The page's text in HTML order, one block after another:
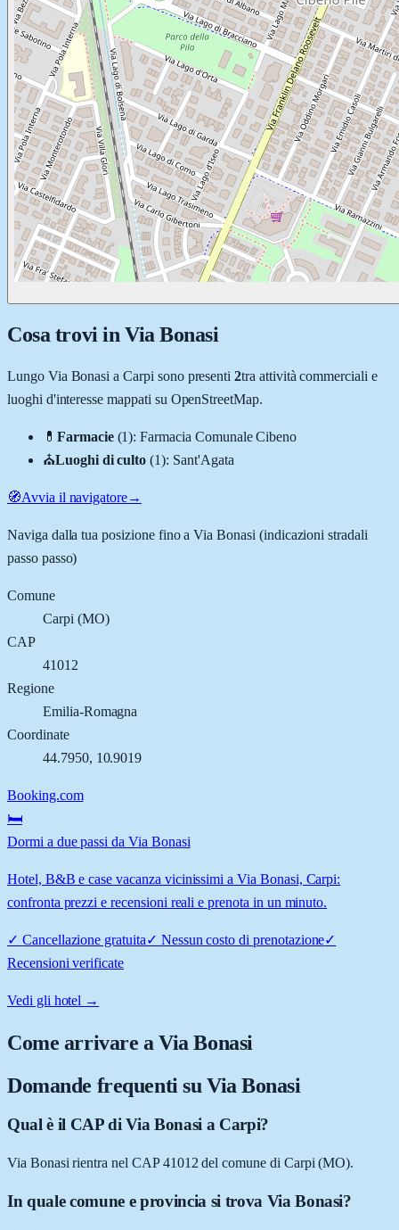
Cosa trovi in Via Bonasi
Lungo Via Bonasi aCarpi sono presenti 2tra attività commerciali e
luoghi d'interesse mappati su OpenStreetMap.
💊 Farmacie (1):Farmacia Comunale Cibeno
⛪Luoghi di culto (1): Sant'Agata
🧭Avvia il navigatore→
Naviga dalla tua posizione fino aVia Bonasi (indicazioni stradali
passo passo)
Comune
Carpi (MO)
CAP
41012
Regione
Emilia-Romagna
Coordinate
44.7950, 10.9019
Booking.com
🛏️
Dormi a due passi da Via Bonasi
Hotel, B&B e case vacanza vicinissimi a Via Bonasi, Carpi:
confronta prezzi e recensioni reali e prenota in un minuto.
✓ Cancellazione gratuita✓ Nessun costo di prenotazione✓
Recensioni verificate
Vedi gli hotel →
Come arrivare aVia Bonasi
Domande frequenti su Via Bonasi
Qual è il CAP di Via Bonasi a Carpi?
Via Bonasi rientra nel CAP 41012 del comune di Carpi (MO).
In quale comune e provincia si trova Via Bonasi?